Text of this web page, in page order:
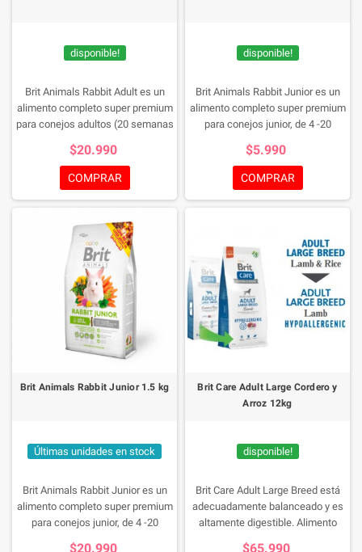
disponible!
Brit Animals Rabbit Adult es un
alimento completo super premium
para conejos adultos (20 semanas
vitaminas esenciales, bajo
contenido de calorías.
$20.990
COMPRAR
disponible!
Brit Animals Rabbit Junior es un
alimento completo super premium
para conejos junior, de 4 -20
vitaminas esenciales y con un
mayor contenido de proteínas para
un crecimiento saludable.
$5.990
COMPRAR
Brit Animals Rabbit Junior 1.5 kg
Últimas unidades en stock
Brit Animals Rabbit Junior es un
alimento completo super premium
para conejos junior, de 4 -20
$20.990
Brit Care Adult Large Cordero y
Arroz 12kg
disponible!
Brit Care Adult Large Breed está
adecuadamente balanceado y es
altamente digestible. Alimento
$65.990